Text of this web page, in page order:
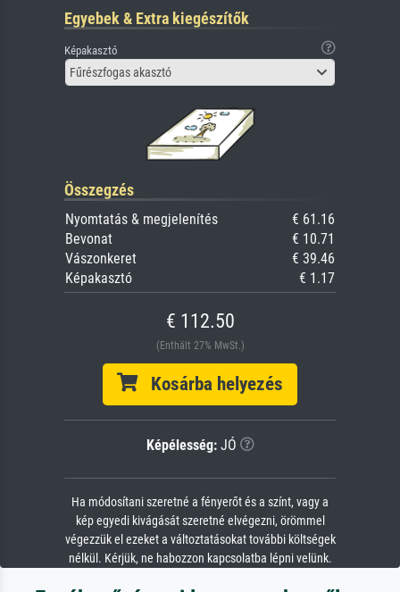
Egyebek & Extra kiegészítők
Képakasztó
Fűrészfogas akasztó
Összegzés
Nyomtatás & megjelenítés
€ 61.16
Bevonat
€ 10.71
Vászonkeret
€ 39.46
Képakasztó
€ 1.17
€ 112.50
(Enthält 27% MwSt.)
Kosárba helyezés
Képélesség:JÓ
Ha módosítani szeretné a fényerőt és a színt, vagy a
kép egyedi kivágását szeretné elvégezni, örömmel
végezzük el ezeket a változtatásokat további költségek
nélkül. Kérjük, ne habozzon kapcsolatba lépni velünk.